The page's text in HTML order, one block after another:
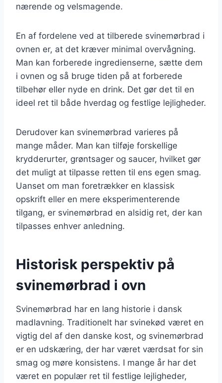
nærende og velsmagende.
En af fordelene ved at tilberede svinemørbrad i
ovnen er, at det kræver minimal overvågning.
Man kan forberede ingredienserne, sætte dem
i ovnen og så bruge tiden på at forberede
tilbehør eller nyde en drink. Det gør det til en
ideel ret til både hverdag og festlige lejligheder.
Derudover kan svinemørbrad varieres på
mange måder. Man kan tilføje forskellige
krydderurter, grøntsager og saucer, hvilket gør
det muligt at tilpasse retten til ens egen smag.
Uanset om man foretrækker en klassisk
opskrift eller en mere eksperimenterende
tilgang, er svinemørbrad en alsidig ret, der kan
tilpasses enhver anledning.
Historisk perspektiv på
svinemørbrad i ovn
Svinemørbrad har en lang historie i dansk
madlavning. Traditionelt har svinekød været en
vigtig del af den danske kost, og svinemørbrad
er en udskæring, der har været værdsat for sin
smag og møre konsistens. I mange år har det
været en populær ret til festlige lejligheder,